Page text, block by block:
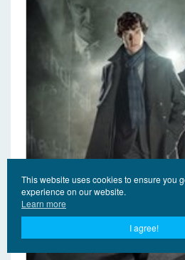
This website uses cookies to ensure you
experience on our website.
Learn more
I agree!